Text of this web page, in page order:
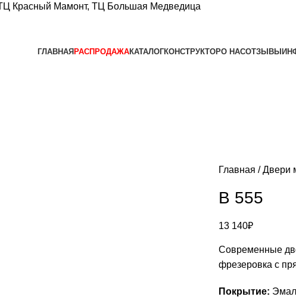
Красный Мамонт, ТЦ Большая Медведица​
ГЛАВНАЯ РАСПРОДАЖАКАТАЛОГКОНСТРУКТОРО НАСОТЗЫВЫ
Главная Двери
B 555
13 140₽
Современные
фрезеровка с
Покрытие: